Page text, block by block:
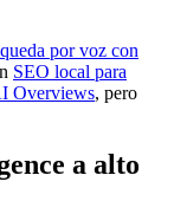
por voz con
SEO local para
Overviews, pero
a alto